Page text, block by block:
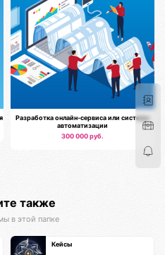
Разработка онлайн-сервиса или системы
автоматизации
300 000 руб.
также
в этой папке
Кейсы